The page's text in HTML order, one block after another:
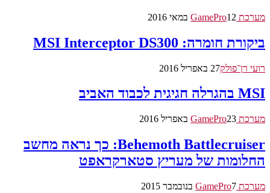
מערכת GamePro 12 במאי 2016
ביקורת חומרה: MSI Interceptor DS300
רועי רן־פולק27 באפריל 2016
MSI בהגרלה חגיגית לכבוד האביב
מערכת GamePro 23 באפריל 2016
Behemoth Battlecruiser: כך נראה מחשב
החלומות של מעריץ סטארקראפט
מערכת GamePro 7 בנובמבר 2015